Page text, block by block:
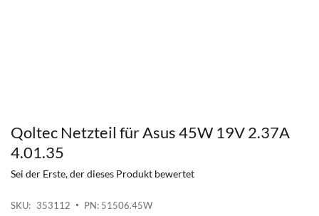
Qoltec Netzteil für Asus 45W 19V 2.37A
4.01.35
SKU 353112 PN: 51506.45W
Sei der Erste, der dieses Produkt bewertet
Zum
Anfang
Bildgalerie